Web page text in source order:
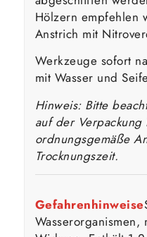
Hölzern empfehlen
Anstrich mit
Werkzeuge sofort
mit Wasser und
Hinweis: Bitte
auf der
ordnungsgemäße
Trocknungszeit.
Gefahrenhinweise